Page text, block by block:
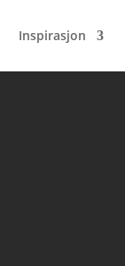
Inspirasjon